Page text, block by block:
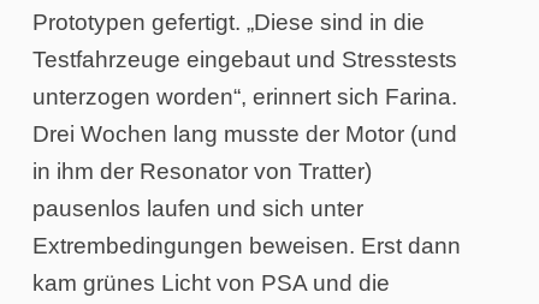
Prototypen gefertigt. „Diese sind in die
Testfahrzeuge eingebaut und Stresstests
unterzogen worden“, erinnert sich Farina.
Drei Wochen lang musste der Motor (und
in ihm der Resonator von Tratter)
pausenlos laufen und sich unter
Extrembedingungen beweisen. Erst dann
kam grünes Licht von PSA und die